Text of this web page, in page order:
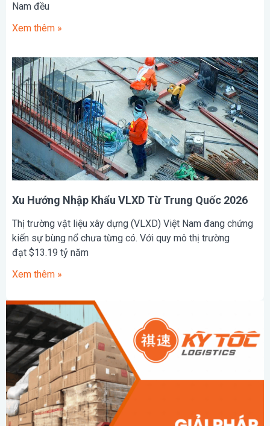
Nam đều
Xem thêm »
Xu Hướng Nhập Khẩu VLXD Từ Trung Quốc 2026
Thị trường vật liệu xây dựng (VLXD) Việt Nam đang chứng
kiến sự bùng nổ chưa từng có. Với quy mô thị trường
đạt $13.19 tỷ năm
Xem thêm »